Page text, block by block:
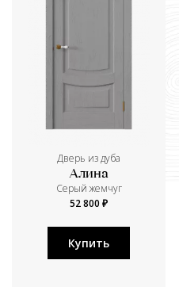
Дверь из дуба
Алина
Серый жемчуг
52 800 ₽
Купить